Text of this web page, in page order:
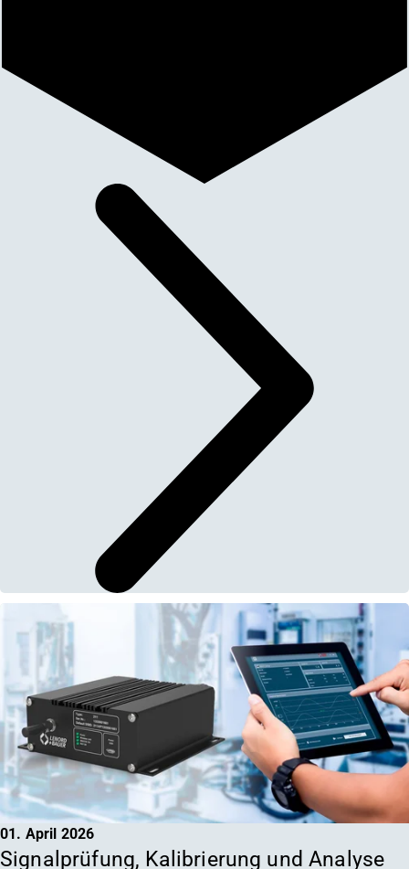
01. April 2026
Signalprüfung, Kalibrierung und Analyse